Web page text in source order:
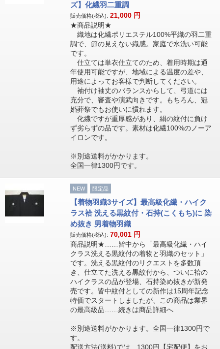
ズ】化繊羽二重調
販売価格(税込): 21,000 円
★商品説明★
織地は化繊ポリエステル100%平織の羽二重
調で、節の見えない織感。家庭で水洗い可能
です。
仕立ては単衣仕立てのため、着用時期は通
年使用可能ですが、地域による温度の差や、
用途によってお客様で判断してください。
袖付け袖丈のバランスからして、弓道には
充分で、審査や演武向きです。もちろん、冠
婚葬祭でもお使いに慣れます。
化繊ですが重厚感があり、絹の紋付に負け
ず劣らずの品です。素材は化繊100%のノーア
イロンです。
※別途送料がかかります。
全国一律1300円です。
NEW 限定品
【着物羽織3サイズ】最高級化繊・ハイク
ラス袷 洗える黒紋付・石持(こくもち)に 染
め抜き 男着物羽織
販売価格(税込): 70,001 円
商品説明★……皆中から「最高級化繊・ハイ
クラス洗える黒紋付の着物と羽織のセット」
です。洗える黒紋付のリクエストを多数頂
き、仕立てた洗える黒紋付から、ついに袷の
ハイクラスの品が登場、石持染め抜きが新発
売です。皆中紋付としての新作は15周年記念
特価でスタートしましたが、この商品は業界
の最高級品……続きは商品詳細へ
※別途送料がかかります。全国一律1300円で
す。
配送方法(送料)では、1300円【宅配便】をお